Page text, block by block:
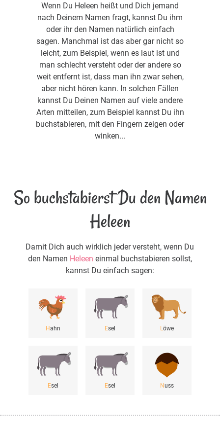
Wenn Du Heleen heißt und Dich jemand
nach Deinem Namen fragt, kannst Du ihm
oder ihr den Namen natürlich einfach
sagen. Manchmal ist das aber gar nicht so
leicht, zum Beispiel, wenn es laut ist und
man schlecht versteht oder der andere so
weit entfernt ist, dass man ihn zwar sehen,
aber nicht hören kann. In solchen Fällen
kannst Du Deinen Namen auf viele andere
Arten mitteilen, zum Beispiel kannst Du ihn
buchstabieren, mit den Fingern zeigen oder
winken...
So buchstabierst Du den Namen
Heleen
Damit Dich auch wirklich jeder versteht, wenn Du
den Namen Heleen einmal buchstabieren sollst,
kannst Du einfach sagen:
Hahn Esel Löwe
Esel Esel Nuss